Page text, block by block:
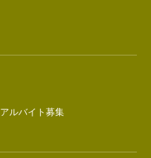
アルバイト募集